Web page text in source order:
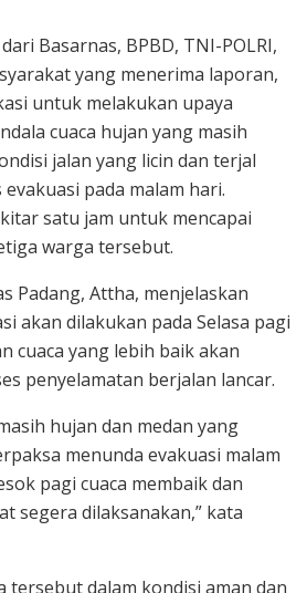
Basarnas, BPBD, TNI-POLRI,
yang menerima laporan,
untuk melakukan upaya
cuaca hujan yang masih
jalan yang licin dan terjal
pada malam hari.
satu jam untuk mencapai
warga tersebut.
Padang, Attha, menjelaskan
akan dilakukan pada Selasa pagi
cuaca yang lebih baik akan
penyelamatan berjalan lancar.
hujan dan medan yang
menunda evakuasi malam
pagi cuaca membaik dan
segera dilaksanakan,” kata
tersebut dalam kondisi aman dan